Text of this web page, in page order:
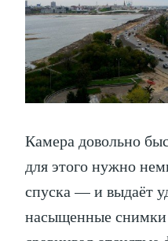
Камера довольно
для этого нужно
спуска — и выдаёт
насыщенные